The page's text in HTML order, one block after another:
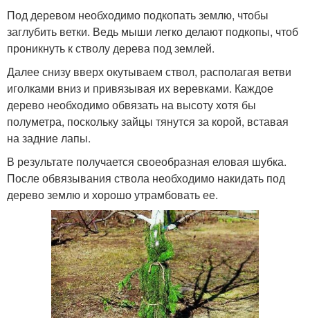
Под деревом необходимо подкопать землю, чтобы
заглубить ветки. Ведь мыши легко делают подкопы, чтоб
проникнуть к стволу дерева под землей.
Далее снизу вверх окутываем ствол, располагая ветви
иголками вниз и привязывая их веревками. Каждое
дерево необходимо обвязать на высоту хотя бы
полуметра, поскольку зайцы тянутся за корой, вставая
на задние лапы.
В результате получается своеобразная еловая шубка.
После обвязывания ствола необходимо накидать под
дерево землю и хорошо утрамбовать ее.